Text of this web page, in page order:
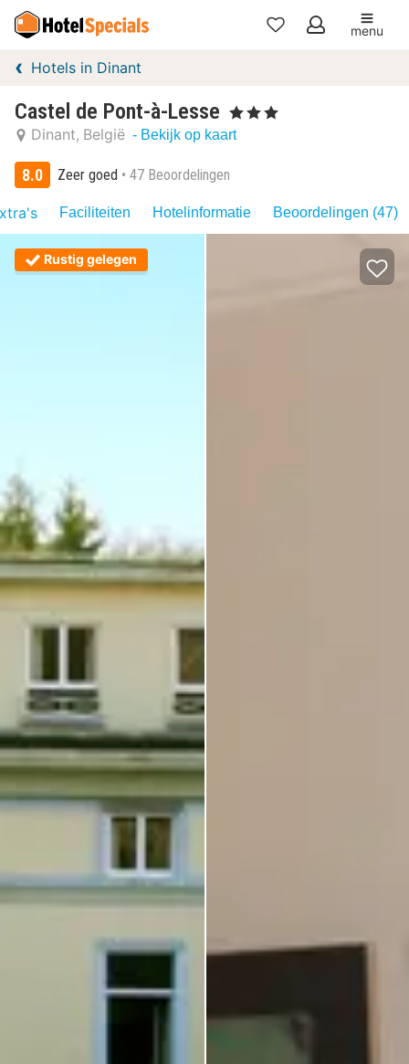
Mijn
menu
Hotels in Dinant
Castel de Pont-à-Lesse , 3 Sterren
Dinant België - Bekijk op kaart
8.0 Zeer goed 47 Beoordelingen
Faciliteiten Hotelinformatie Beoordelingen (47)
Rustig gelegen